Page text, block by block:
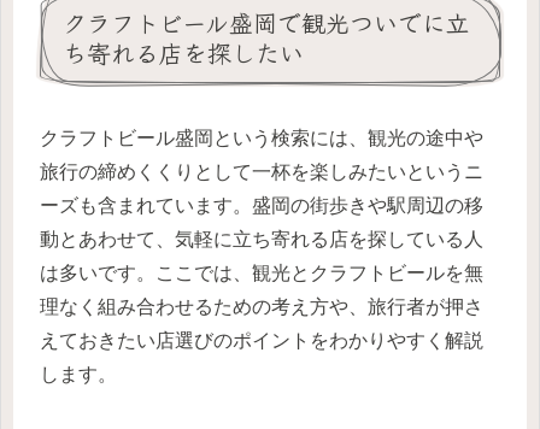
クラフトビール盛岡で観光ついでに立
ち寄れる店を探したい
クラフトビール盛岡という検索には、観光の途中や
旅行の締めくくりとして一杯を楽しみたいというニ
ーズも含まれています。盛岡の街歩きや駅周辺の移
動とあわせて、気軽に立ち寄れる店を探している人
は多いです。ここでは、観光とクラフトビールを無
理なく組み合わせるための考え方や、旅行者が押さ
えておきたい店選びのポイントをわかりやすく解説
します。